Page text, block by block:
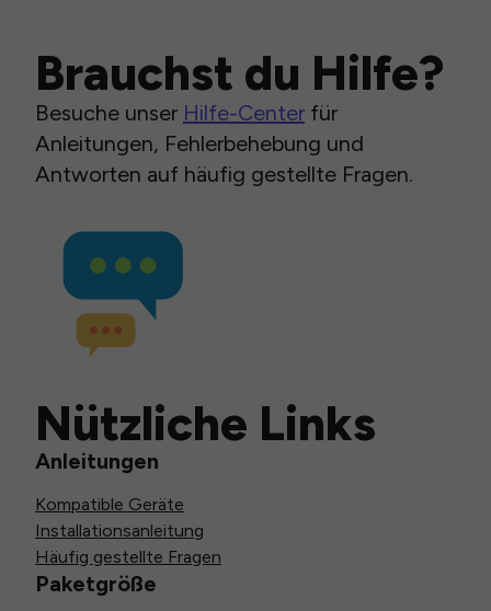
Brauchst du Hilfe?
Besuche unser Hilfe-Center für
Anleitungen, Fehlerbehebung und
Antworten auf häufig gestellte Fragen.
Nützliche Links
Anleitungen
Kompatible Geräte
Installationsanleitung
Häufig gestellte Fragen
Paketgröße